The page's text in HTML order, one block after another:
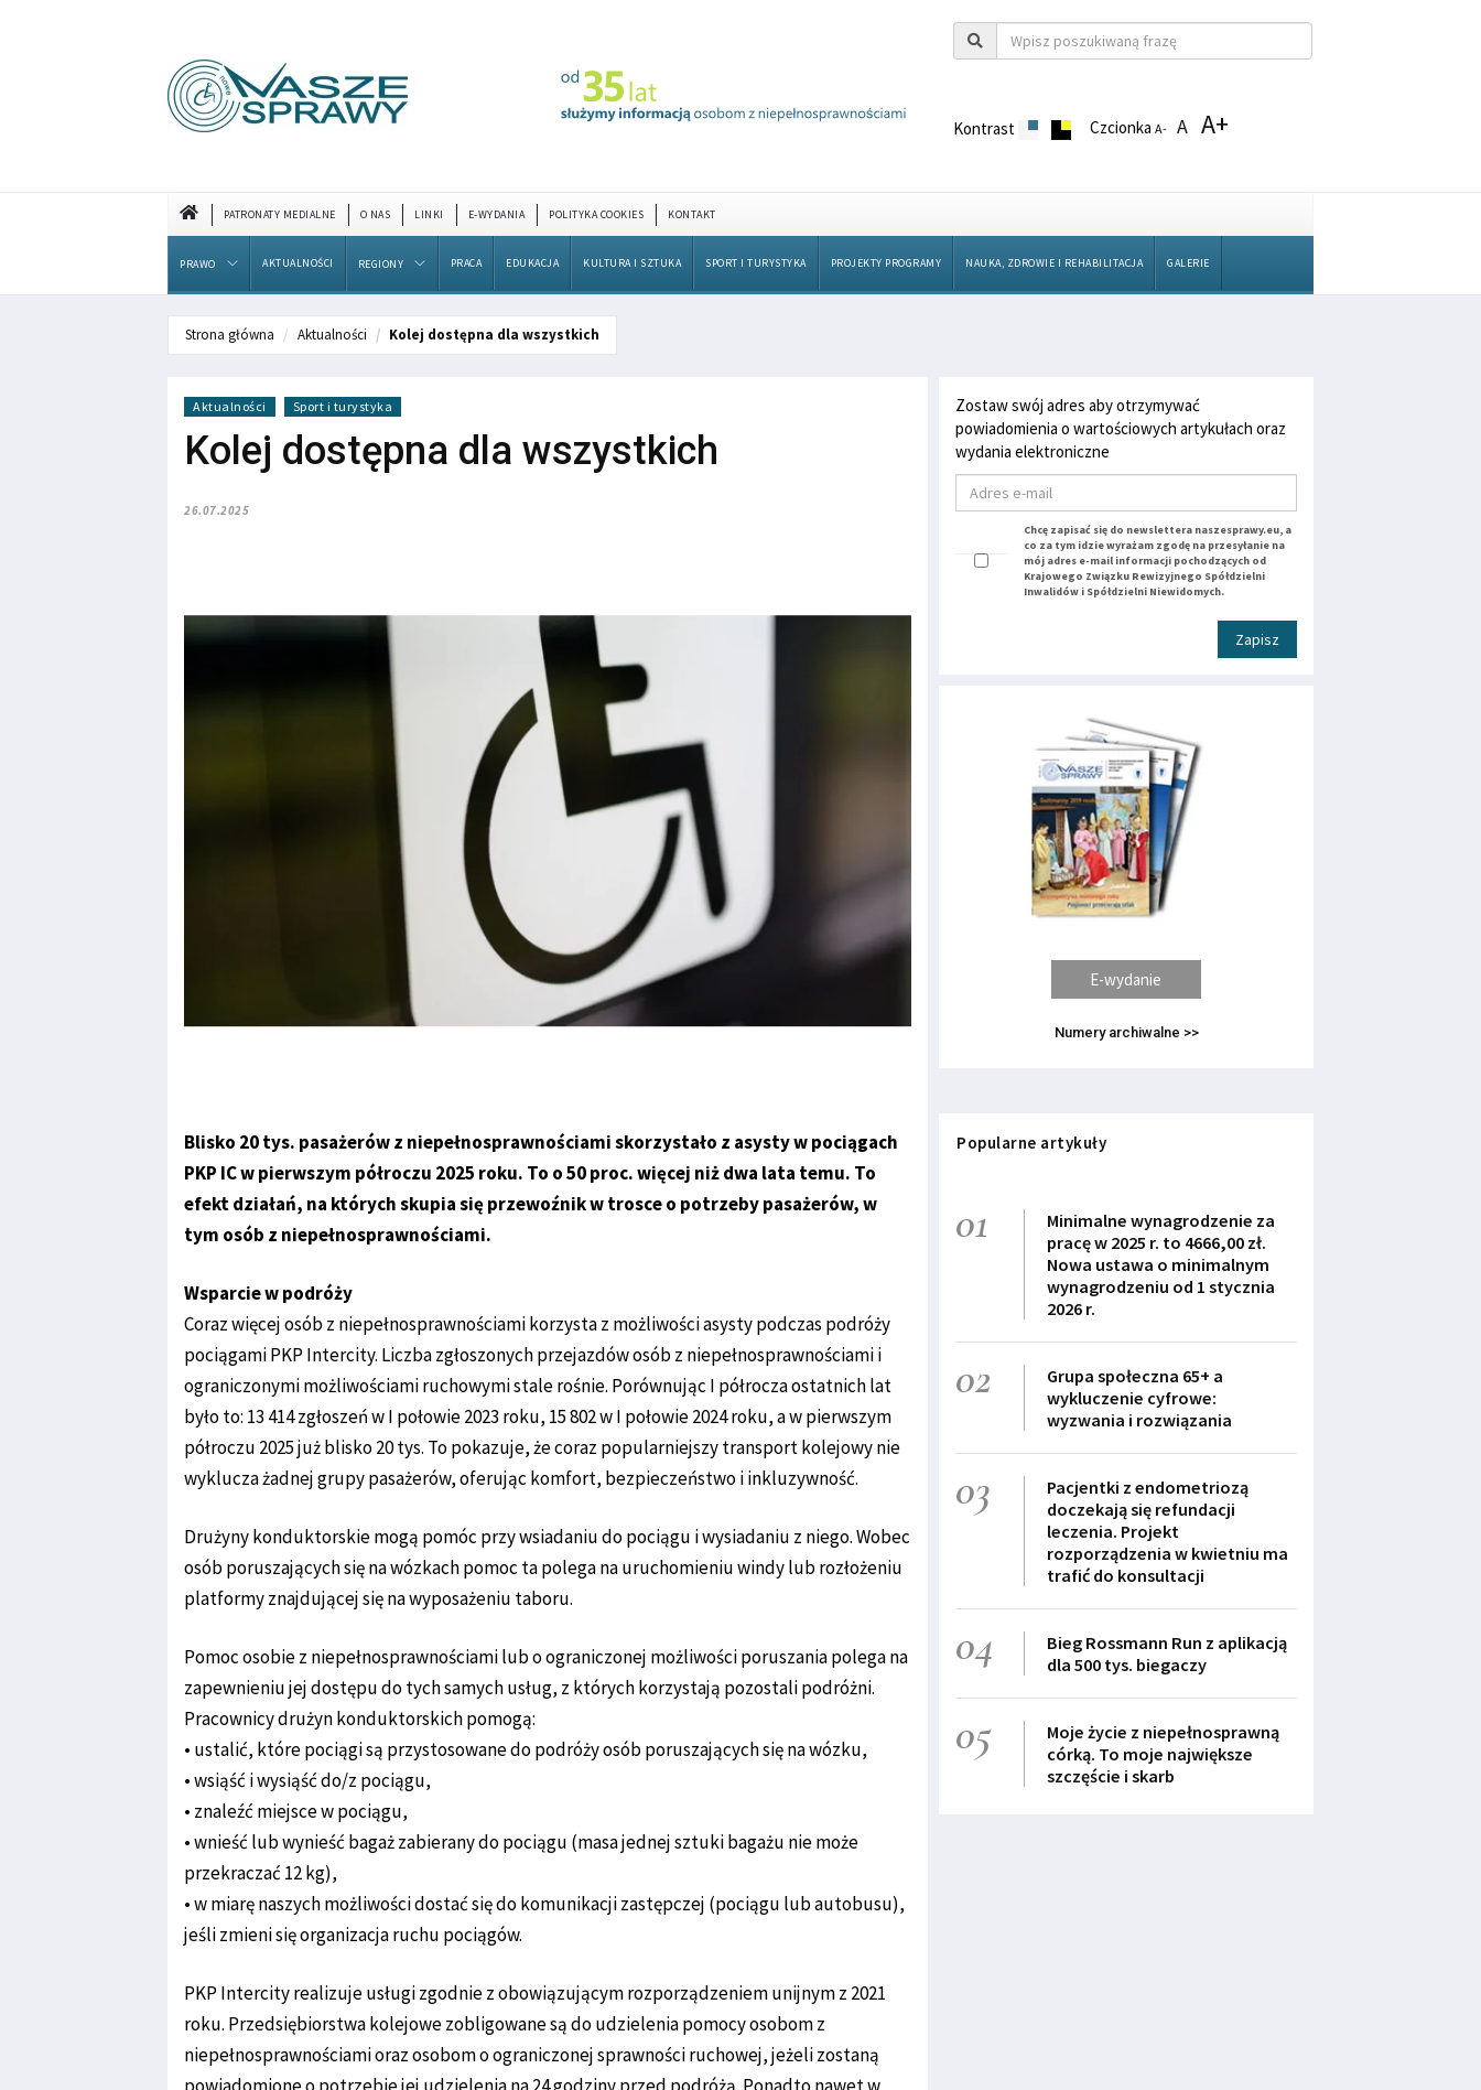
Kontrast CzcionkaA- A A+
PATRONATY MEDIALNE O NAS LINKI E-WYDANIA POLITYKA COOKIES KONTAKT
PRAWO AKTUALNOŚCI REGIONY PRACA EDUKACJA KULTURA I SZTUKA SPORT I TURYSTYKA PROJEKTY PROGRAMY NAUKA, ZDROWIE I REHABILITACJA GALERIE
Strona główna Aktualności Kolej dostępna dla wszystkich
Aktualności Sport i turystyka
Kolej dostępna dla wszystkich
26.07.2025
Blisko 20 tys. pasażerów z niepełnosprawnościami skorzystało z asysty w pociągach
PKP IC w pierwszym półroczu 2025 roku. To o 50 proc. więcej niż dwa lata temu. To
efekt działań, na których skupia się przewoźnik w trosce o potrzeby pasażerów, w
tym osób z niepełnosprawnościami.
Wsparcie w podróży
Coraz więcej osób z niepełnosprawnościami korzysta z możliwości asysty podczas podróży
pociągami PKP Intercity. Liczba zgłoszonych przejazdów osób z niepełnosprawnościami i
ograniczonymi możliwościami ruchowymi stale rośnie. Porównując I półrocza ostatnich lat
było to: 13 414 zgłoszeń w I połowie 2023 roku, 15 802 w I połowie 2024 roku, a w pierwszym
półroczu 2025 już blisko 20 tys. To pokazuje, że coraz popularniejszy transport kolejowy nie
wyklucza żadnej grupy pasażerów, oferując komfort, bezpieczeństwo i inkluzywność.
Drużyny konduktorskie mogą pomóc przy wsiadaniu do pociągu i wysiadaniu z niego. Wobec
osób poruszających się na wózkach pomoc ta polega na uruchomieniu windy lub rozłożeniu
platformy znajdującej się na wyposażeniu taboru.
Pomoc osobie z niepełnosprawnościami lub o ograniczonej możliwości poruszania polega na
zapewnieniu jej dostępu do tych samych usług, z których korzystają pozostali podróżni.
Pracownicy drużyn konduktorskich pomogą:
• ustalić, które pociągi są przystosowane do podróży osób poruszających się na wózku,
• wsiąść i wysiąść do/z pociągu,
• znaleźć miejsce w pociągu,
• wnieść lub wynieść bagaż zabierany do pociągu (masa jednej sztuki bagażu nie może
przekraczać 12 kg),
• w miarę naszych możliwości dostać się do komunikacji zastępczej (pociągu lub autobusu),
jeśli zmieni się organizacja ruchu pociągów.
PKP Intercity realizuje usługi zgodnie z obowiązującym rozporządzeniem unijnym z 2021
roku. Przedsiębiorstwa kolejowe zobligowane są do udzielenia pomocy osobom z
niepełnosprawnościami oraz osobom o ograniczonej sprawności ruchowej, jeżeli zostaną
Zostaw swój adres aby otrzymywać
powiadomienia o wartościowych artykułach oraz
wydania elektroniczne
Chcę zapisać się do newslettera naszesprawy.eu, a
co za tym idzie wyrażam zgodę na przesyłanie na
mój adres e-mail informacji pochodzących od
Krajowego Związku Rewizyjnego Spółdzielni
Inwalidów i Spółdzielni Niewidomych.
Zapisz
E-wydanie
Numery archiwalne >>
Popularne artykuły
01
Minimalne wynagrodzenie za
pracę w 2025 r. to 4666,00 zł.
Nowa ustawa o minimalnym
wynagrodzeniu od 1 stycznia
2026 r.
02
Grupa społeczna 65+ a
wykluczenie cyfrowe:
wyzwania i rozwiązania
03
Pacjentki z endometriozą
doczekają się refundacji
leczenia. Projekt
rozporządzenia w kwietniu ma
trafić do konsultacji
04
Bieg Rossmann Run z aplikacją
dla 500 tys. biegaczy
05
Moje życie z niepełnosprawną
córką. To moje największe
szczęście i skarb